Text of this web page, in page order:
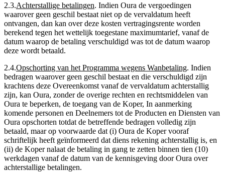
2.3.Achterstallige betalingen. Indien Oura de vergoedingen
waarover geen geschil bestaat niet op de vervaldatum heeft
ontvangen, dan kan over deze kosten vertragingsrente worden
berekend tegen het wettelijk toegestane maximumtarief, vanaf de
datum waarop de betaling verschuldigd was tot de datum waarop
deze wordt betaald.
2.4.Opschorting van het Programma wegens Wanbetaling. Indien
bedragen waarover geen geschil bestaat en die verschuldigd zijn
krachtens deze Overeenkomst vanaf de vervaldatum achterstallig
zijn, kan Oura, zonder de overige rechten en rechtsmiddelen van
Oura te beperken, de toegang van de Koper, In aanmerking
komende personen en Deelnemers tot de Producten en Diensten van
Oura opschorten totdat de betreffende bedragen volledig zijn
betaald, maar op voorwaarde dat (i) Oura de Koper vooraf
schriftelijk heeft geïnformeerd dat diens rekening achterstallig is, en
(ii) de Koper nalaat de betaling in gang te zetten binnen tien (10)
werkdagen vanaf de datum van de kennisgeving door Oura over
achterstallige betalingen.